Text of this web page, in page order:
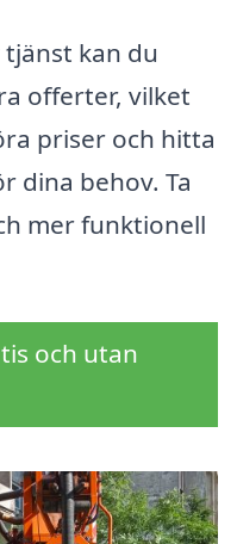
kan du
offerter, vilket
priser och hitta
dina behov. Ta
mer funktionell
och utan